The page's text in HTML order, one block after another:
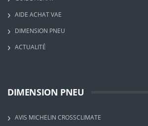
AIDE ACHAT VAE
DIMENSION PNEU
ACTUALITÉ
DIMENSION PNEU
AVIS MICHELIN CROSSCLIMATE